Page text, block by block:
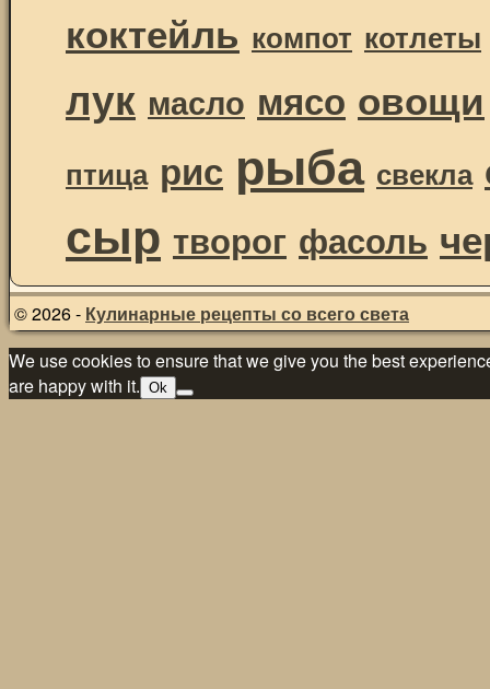
коктейль компот котлеты
лук масло мясо овощи
птица рис рыба свекла
сыр творог фасоль
© 2026 - Кулинарные рецепты со всего света
We use cookies to ensure that we give you the best
are happy with it. Ok